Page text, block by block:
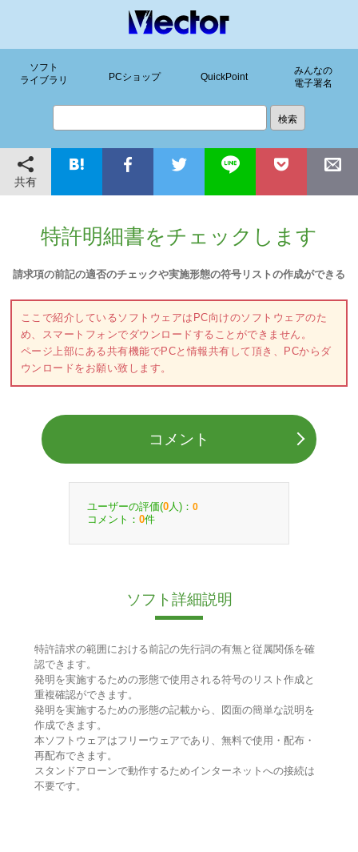
ソフト
ライブラリ
PCショップ QuickPoint
みんなの
電子署名
共有
特許明細書をチェックします
請求項の前記の適否のチェックや実施形態の符号リストの作成ができる
ここで紹介しているソフトウェアはPC向けのソフトウェアのた
め、スマートフォンでダウンロードすることができません。
ページ上部にある共有機能でPCと情報共有して頂き、PCからダ
ウンロードをお願い致します。
コメント
ユーザーの評価(0 人)： 0
コメント： 0件
ソフト詳細説明
特許請求の範囲における前記の先行詞の有無と従属関係を確
認できます。
発明を実施するための形態で使用される符号のリスト作成と
重複確認ができます。
発明を実施するための形態の記載から、図面の簡単な説明を
作成できます。
本ソフトウェアはフリーウェアであり、無料で使用・配布・
再配布できます。
スタンドアローンで動作するためインターネットへの接続は
不要です。